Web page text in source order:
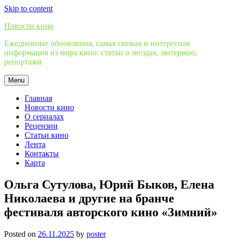
Skip to content
Новости кино
Ежедневные обновления, самая свежая и интересная
информация из мира кино: статьи о звездах, интервью,
репортажи
Menu
Главная
Новости кино
О сериалах
Рецензии
Статьи кино
Лента
Контакты
Карта
Ольга Сутулова, Юрий Быков, Елена
Николаева и другие на бранче
фестиваля авторского кино «Зимний»
Posted on 26.11.2025 by poster